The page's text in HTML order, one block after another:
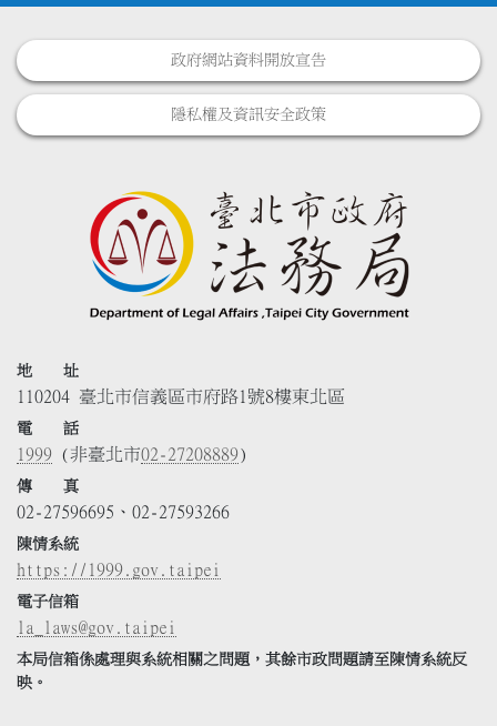
政府網站資料開放宣告
隱私權及資訊安全政策
地 址
110204 臺北市信義區市府路1號8樓東北區
電 話
1999 (非臺北市02-27208889)
傳 真
02-27596695、02-27593266
陳情系統
https://1999.gov.taipei
電子信箱
la_laws@gov.taipei
本局信箱係處理與系統相關之問題，其餘市政問題請至陳情系統反
映。